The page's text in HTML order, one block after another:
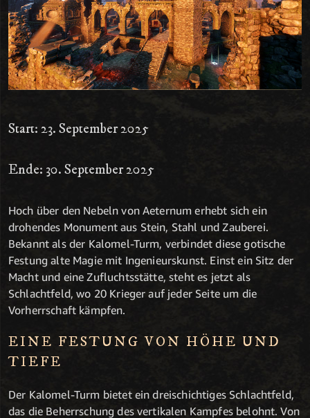
Start: 23. September 2025
Ende: 30. September 2025
Hoch über den Nebeln von Aeternum erhebt sich ein
drohendes Monument aus Stein, Stahl und Zauberei.
Bekannt als der Kalomel-Turm, verbindet diese gotische
Festung alte Magie mit Ingenieurskunst. Einst ein Sitz der
Macht und eine Zufluchtsstätte, steht es jetzt als
Schlachtfeld, wo 20 Krieger auf jeder Seite um die
Vorherrschaft kämpfen.
EINE FESTUNG VON HÖHE UND
TIEFE
Der Kalomel-Turm bietet ein dreischichtiges Schlachtfeld,
das die Beherrschung des vertikalen Kampfes belohnt. Von